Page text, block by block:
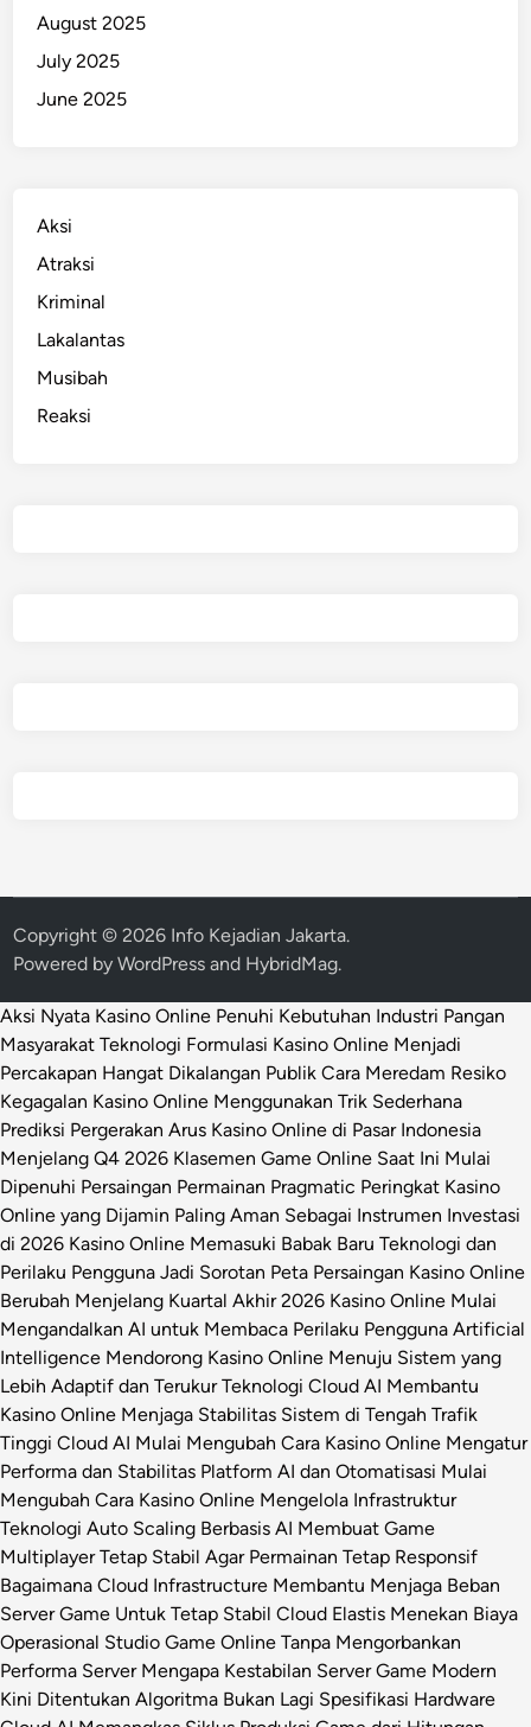
August 2025
July 2025
June 2025
Aksi
Atraksi
Kriminal
Lakalantas
Musibah
Reaksi
Copyright © 2026 Info Kejadian Jakarta.
Powered byWordPress and HybridMag.
Aksi Nyata Kasino Online Penuhi Kebutuhan Industri Pangan
Masyarakat Teknologi Formulasi Kasino Online Menjadi
Percakapan Hangat Dikalangan Publik Cara Meredam Resiko
Kegagalan Kasino Online Menggunakan Trik Sederhana
Prediksi Pergerakan Arus Kasino Online di Pasar Indonesia
Menjelang Q4 2026 Klasemen Game Online Saat Ini Mulai
Dipenuhi Persaingan Permainan Pragmatic Peringkat Kasino
Online yang Dijamin Paling Aman Sebagai Instrumen Investasi
di 2026 Kasino Online Memasuki Babak Baru Teknologi dan
Perilaku Pengguna Jadi Sorotan Peta Persaingan Kasino Online
Berubah Menjelang Kuartal Akhir 2026 Kasino Online Mulai
Mengandalkan AI untuk Membaca Perilaku Pengguna Artificial
Intelligence Mendorong Kasino Online Menuju Sistem yang
Lebih Adaptif dan Terukur Teknologi Cloud AI Membantu
Kasino Online Menjaga Stabilitas Sistem di Tengah Trafik
Tinggi Cloud AI Mulai Mengubah Cara Kasino Online Mengatur
Performa dan Stabilitas Platform AI dan Otomatisasi Mulai
Mengubah Cara Kasino Online Mengelola Infrastruktur
Teknologi Auto Scaling Berbasis AI Membuat Game
Multiplayer Tetap Stabil Agar Permainan Tetap Responsif
Bagaimana Cloud Infrastructure Membantu Menjaga Beban
Server Game Untuk Tetap Stabil Cloud Elastis Menekan Biaya
Operasional Studio Game Online Tanpa Mengorbankan
Performa Server Mengapa Kestabilan Server Game Modern
Kini Ditentukan Algoritma Bukan Lagi Spesifikasi Hardware